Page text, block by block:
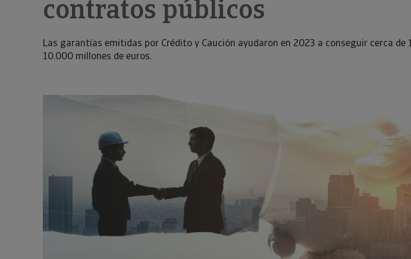
contratos públicos
Las garantías emitidas por Crédito y Caución ayudaron en 2023 a conseguir cerca
10.000 millones de euros.